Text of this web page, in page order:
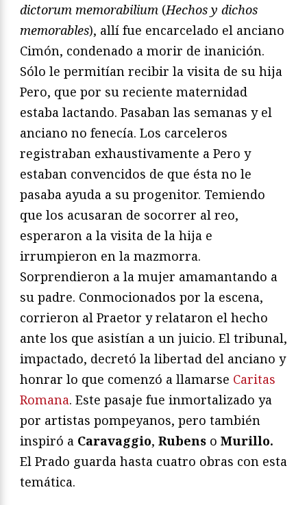
dictorum memorabilium (Hechos y dichos
memorables), allí fue encarcelado el anciano
Cimón, condenado a morir de inanición.
Sólo le permitían recibir la visita de su hija
Pero, que por su reciente maternidad
estaba lactando. Pasaban las semanas y el
anciano no fenecía. Los carceleros
registraban exhaustivamente a Pero y
estaban convencidos de que ésta no le
pasaba ayuda a su progenitor. Temiendo
que los acusaran de socorrer al reo,
esperaron a la visita de la hija e
irrumpieron en la mazmorra.
Sorprendieron a la mujer amamantando a
su padre. Conmocionados por la escena,
corrieron al Praetor y relataron el hecho
ante los que asistían a un juicio. El tribunal,
impactado, decretó la libertad del anciano y
honrar lo que comenzó a llamarse Caritas
Romana. Este pasaje fue inmortalizado ya
por artistas pompeyanos, pero también
inspiró a Caravaggio, Rubens o Murillo.
El Prado guarda hasta cuatro obras con esta
temática.